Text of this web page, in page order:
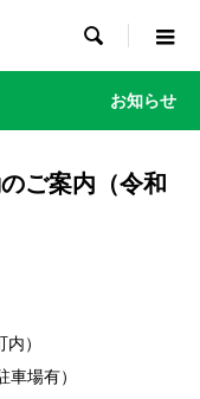

お知らせ
ご案内（令和
）
場有）